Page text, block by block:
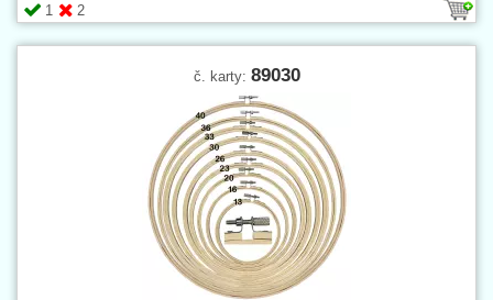
1 2
č. karty: 89030